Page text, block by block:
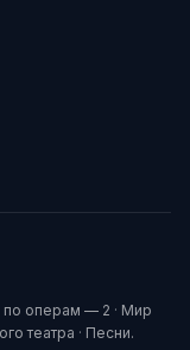
по операм — 2 · Мир
театра · Песни.